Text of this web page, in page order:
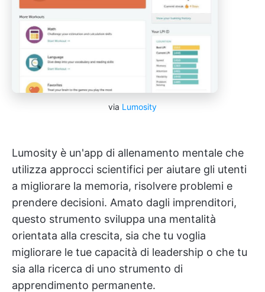
via Lumosity
Lumosity è un'app di allenamento mentale che
utilizza approcci scientifici per aiutare gli utenti
a migliorare la memoria, risolvere problemi e
prendere decisioni. Amato dagli imprenditori,
questo strumento sviluppa una mentalità
orientata alla crescita, sia che tu voglia
migliorare le tue capacità di leadership o che tu
sia alla ricerca di uno strumento di
apprendimento permanente.